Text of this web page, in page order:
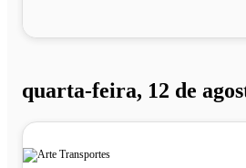
quarta-feira, 12 de